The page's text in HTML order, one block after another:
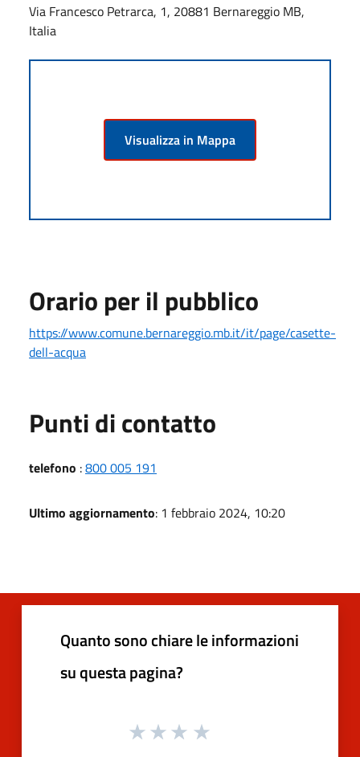
Via Francesco Petrarca, 1, 20881 Bernareggio MB,
Italia
Visualizza in Mappa
Orario per il pubblico
https://www.comune.bernareggio.mb.it/it/page/casette-
dell-acqua
Punti di contatto
telefono :800 005 191
Ultimo aggiornamento: 1 febbraio 2024, 10:20
Quanto sono chiare le informazioni
su questa pagina?